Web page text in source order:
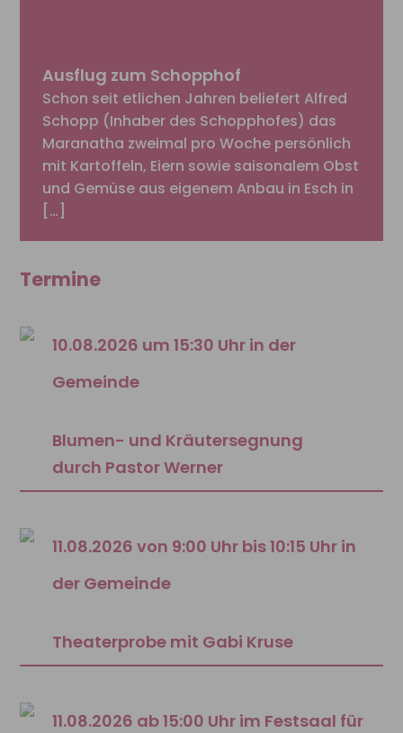
Ausflug zum Schopphof
Schon seit etlichen Jahren beliefert Alfred
Schopp (Inhaber des Schopphofes) das
Maranatha zweimal pro Woche persönlich
mit Kartoffeln, Eiern sowie saisonalem Obst
und Gemüse aus eigenem Anbau in Esch in
[…]
Termine
10.08.2026 um 15:30 Uhr in der
Gemeinde
Blumen- und Kräutersegnung
durch Pastor Werner
11.08.2026 von 9:00 Uhr bis 10:15 Uhr in
der Gemeinde
Theaterprobe mit Gabi Kruse
11.08.2026 ab 15:00 Uhr im Festsaal für